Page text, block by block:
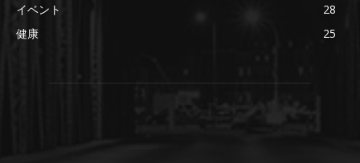
イベント
28
健康
25